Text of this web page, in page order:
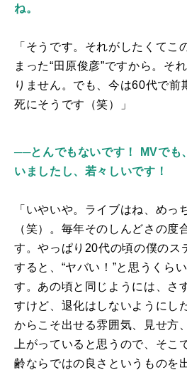
ね。
「そうです。それがしたくてこ
まった“田原俊彦”ですから。そ
りません。でも、今は60代で前
死にそうです（笑）」
──とんでもないです！ MVでも
いましたし、若々しいです！
「いやいや。ライブはね、めっ
（笑）。毎年そのしんどさの度
す。やっぱり 20代の頃の僕のス
すると、“ヤバい！”と思うくら
す。あの頃と同じようには、さ
すけど、退化はしないようにし
からこそ出せる雰囲気、見せ方
上がっていると思うので、そこ
齢ならではの良さというものを